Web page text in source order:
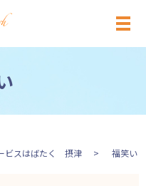
メ
ビスはばたく 摂津
福笑い